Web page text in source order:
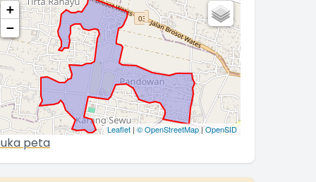
+
−
Leaflet | © OpenStreetMap|OpenSID
peta